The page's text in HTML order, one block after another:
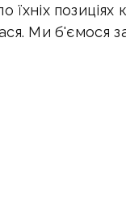
позиціях
Ми б'ємося